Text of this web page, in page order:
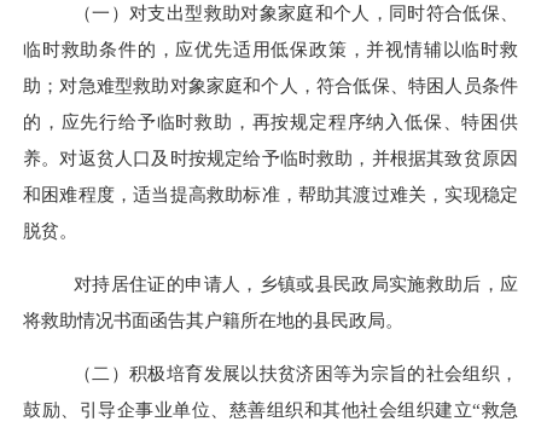
（一）对支出型救助对象家庭和个人，同时符合低保、
临时救助条件的，应优先适用低保政策，并视情辅以临时救
助；对急难型救助对象家庭和个人，符合低保、特困人员条件
的，应先行给予临时救助，再按规定程序纳入低保、特困供
养。对返贫人口及时按规定给予临时救助，并根据其致贫原因
和困难程度，适当提高救助标准，帮助其渡过难关，实现稳定
脱贫。
对持居住证的申请人，乡镇或县民政局实施救助后，应
将救助情况书面函告其户籍所在地的县民政局。
（二）积极培育发展以扶贫济困等为宗旨的社会组织，
鼓励、引导企事业单位、慈善组织和其他社会组织建立“救急